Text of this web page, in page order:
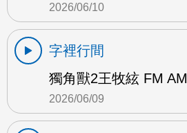
2026/06/10
字裡行間
獨角獸2王牧絃 FM AM
2026/06/09